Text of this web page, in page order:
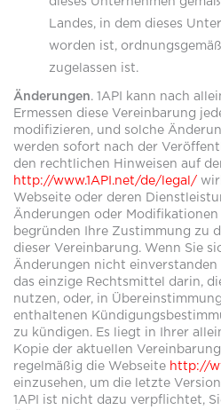
Landes, in dem dieses
worden ist,
zugelassen ist.
Änderungen. 1API kann nach
Ermessen diese Vereinbarung
modifizieren, und solche
werden sofort nach der
den rechtlichen Hinweisen auf
http://www.1API.net/de/legal/
Webseite oder deren
Änderungen oder
begründen Ihre Zustimmung zu
dieser Vereinbarung. Wenn Sie
Änderungen nicht einverstanden
das einzige Rechtsmittel darin,
nutzen, oder, in
enthaltenen
zu kündigen. Es liegt in Ihrer
Kopie der aktuellen
regelmäßig die Webseite http://
einzusehen, um die letzte
1API ist nicht dazu verpflichtet,